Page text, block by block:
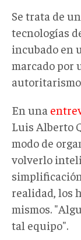
Se trata de
tecnologías
incubado en
marcado por
En una
Luis Alberto
modo de
volverlo
realidad, los
mismos.
tal equipo".